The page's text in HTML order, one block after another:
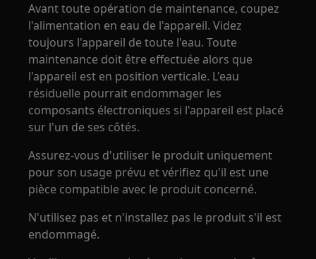
Avant toute opération de maintenance, coupez
l'alimentation en eau de l'appareil. Videz
toujours l'appareil de toute l'eau. Toute
maintenance doit être effectuée alors que
l'appareil est en position verticale. L'eau
résiduelle pourrait endommager les
composants électroniques si l'appareil est placé
sur l'un de ses côtés.
Assurez-vous d'utiliser le produit uniquement
pour son usage prévu et vérifiez qu'il est une
pièce compatible avec le produit concerné.
N'utilisez pas et n'installez pas le produit s'il est
endommagé.